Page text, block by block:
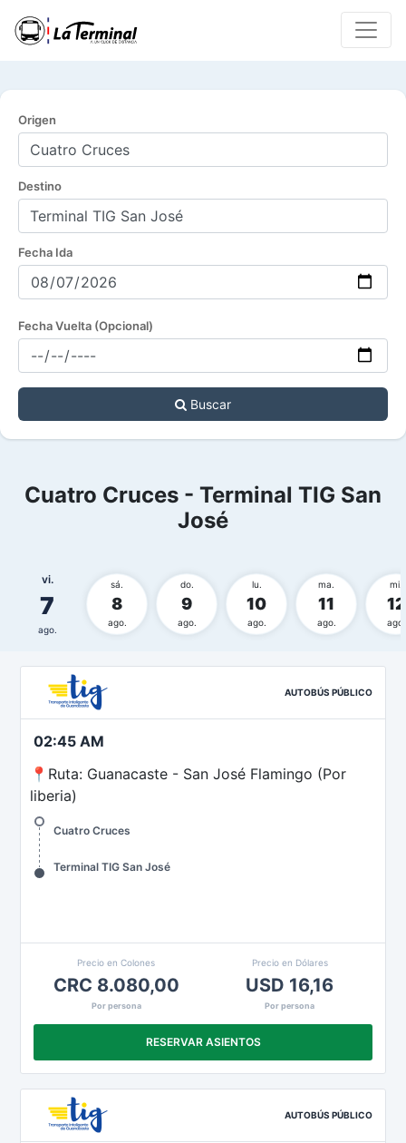
Origen
Destino
Fecha Ida
Fecha Vuelta (Opcional)
Buscar
Cuatro Cruces - Terminal TIG San
José
vi.
7
ago.
sá.
8
ago.
do.
9
ago.
lu.
10
ago.
ma.
11
ago.
mi.
12
ago.
AUTOBÚS PÚBLICO
02:45 AM
📍Ruta: Guanacaste - San José Flamingo (Por
liberia)
Cuatro Cruces
Terminal TIG San José
Precio en Colones
CRC 8.080,00
Por persona
Precio en Dólares
USD 16,16
Por persona
RESERVAR ASIENTOS
AUTOBÚS PÚBLICO